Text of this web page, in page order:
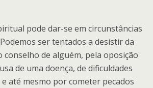
pode dar-se em circunstâncias
ser tentados a desistir da
conselho de alguém, pela oposição
de uma doença, de dificuldades
até mesmo por cometer pecados